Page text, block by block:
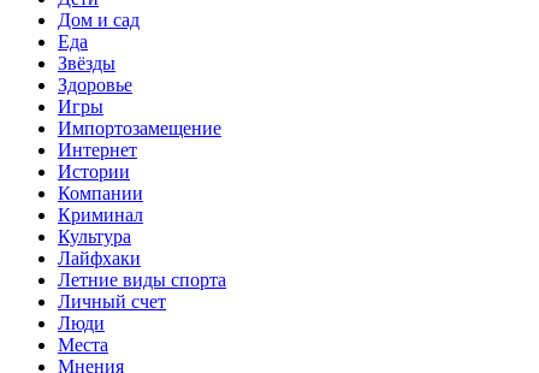
Дом и сад
Еда
Звёзды
Здоровье
Игры
Импортозамещение
Интернет
Истории
Компании
Криминал
Культура
Лайфхаки
Летние виды спорта
Личный счет
Люди
Места
Мнения